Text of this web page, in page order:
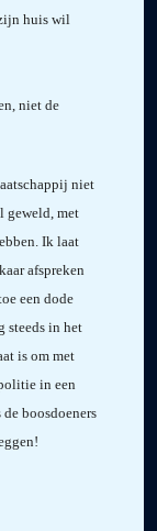
huis wil
niet de
niet
geweld, met
Ik laat
afspreken
een dode
steeds in het
is om met
in een
boosdoeners